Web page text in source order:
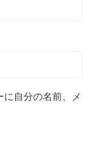
自分の名前、メ